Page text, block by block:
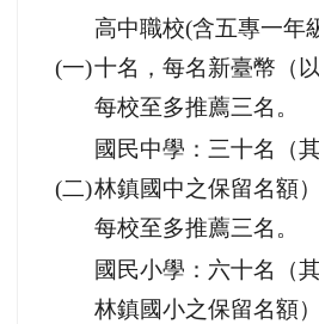
(一)
高中職校(含五專一年
十名，每名新臺幣（
每校至多推薦三名。
(二)
國民中學：三十名（
林鎮國中之保留名額
每校至多推薦三名。
國民小學：六十名（
林鎮國小之保留名額